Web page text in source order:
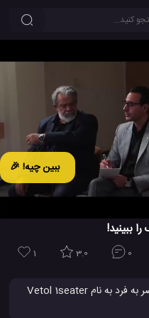
ببین چیه! 🎉
ببینید!
1 3.0 0
این یک ماشین پرنده چند منظوره منحصر به فرد به نام Vetol 1seater
مزارع، بازرسی های